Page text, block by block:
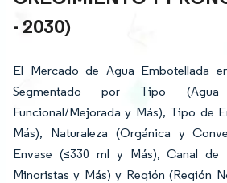
- 2030)
El Mercado de Agua Embotellada
Segmentado por Tipo
Funcional/Mejorada y Más), Tipo de
Más), Naturaleza (Orgánica y
Envase (≤330 ml y Más), Canal de
Minoristas y Más) y Región (Región